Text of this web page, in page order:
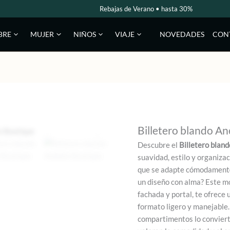
Rebajas de Verano • hasta 30%
MUJER NIÑOS VIAJE NOVEDADES
Billetero blando
Descubre el Billetero
suavidad, estilo y
que se adapte
un diseño con alma? Este
fachada y portal, te ofrece
formato ligero y
compartimentos lo